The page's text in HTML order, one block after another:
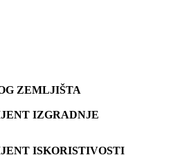
ZEMLJIŠTA
IZGRADNJE
ISKORISTIVOSTI